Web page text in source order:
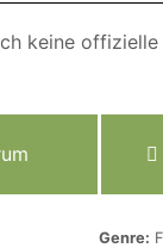
keine
Genre: